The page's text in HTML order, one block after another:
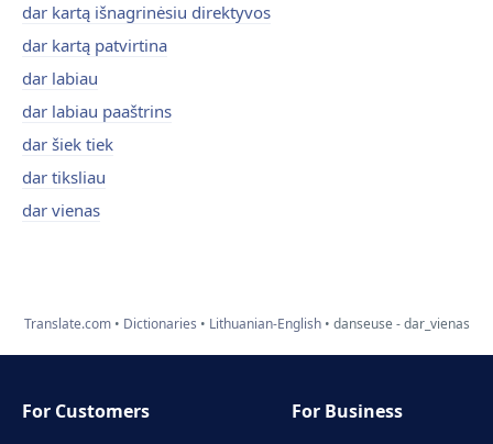
dar kartą išnagrinėsiu direktyvos
dar kartą patvirtina
dar labiau
dar labiau paaštrins
dar šiek tiek
dar tiksliau
dar vienas
Translate.com Dictionaries Lithuanian-English danseuse - dar_vienas
For Customers
For Business